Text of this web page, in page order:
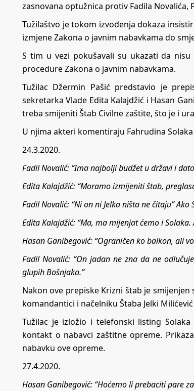
zasnovana optužnica protiv Fadila Novalića,
Tužilaštvo je tokom izvođenja dokaza
izmjene Zakona o javnim nabavkama do
S tim u vezi pokušavali su ukazati da
procedure Zakona o javnim nabavkama.
Tužilac Džermin Pašić predstavio je
sekretarka Vlade Edita Kalajdžić i Hasan
treba smijeniti Štab Civilne zaštite, što je i
U njima akteri komentiraju Fahrudina Solaka
24.3.2020.
Fadil Novalić: “Ima najbolji budžet u državi i
Edita Kalajdžić: “Moramo izmijeniti štab,
Fadil Novalić: “Ni on ni Jelka ništa ne čitaju”
Edita Kalajdžić: “Ma, ma mijenjat ćemo i Solaka.
Hasan Ganibegović: “Ograničen ko balkon, ali
Fadil Novalić: “On jadan ne zna da ne
glupih Bošnjaka.”
Nakon ove prepiske Krizni štab je
komandantici i načelniku Štaba Jelki
Tužilac je izložio i telefonski listing
kontakt o nabavci zaštitne opreme.
nabavku ove opreme.
27.4.2020.
Hasan Ganibegović: “Hoćemo li prebaciti pare